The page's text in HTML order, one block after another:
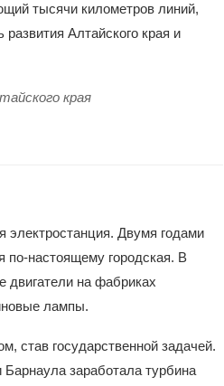
тысячи километров линий,
Алтайского края и
края
электростанция. Двумя годами
по-настоящему городская. В
двигатели на фабриках
лампы.
став государственной задачей.
заработала турбина